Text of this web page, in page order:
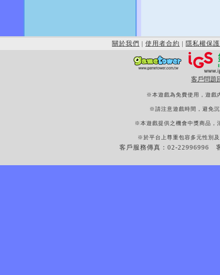
關於我們 | 使用者合約 | 隱私權保護
客戶問題
※本遊戲為免費使用，遊戲
※請注意遊戲時間，避免
※本遊戲提供之機會中獎商品，
※於平台上尊重包容多元性別
客戶服務傳真：02-22996996